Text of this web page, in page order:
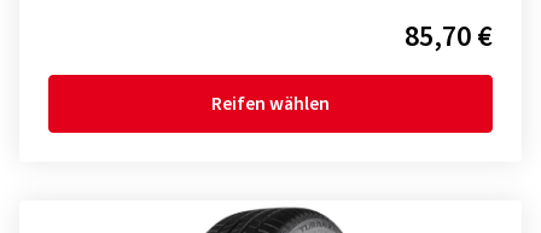
85,70 €
Reifen wählen